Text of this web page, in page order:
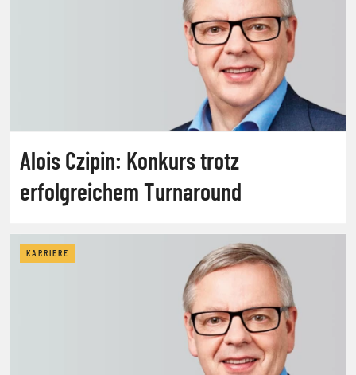
Alois Czipin: Konkurs trotz
erfolgreichem Turnaround
KARRIERE